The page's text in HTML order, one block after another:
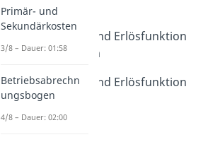
Übungsaufgabe
Dauer: 02:54
Gewinnfunktion und Erlösfunktion
Verständnisfragen
Gewinnfunktion und Erlösfunktion
Klausuraufgabe
Dauer: 04:05
Primär- und
Sekundärkosten
3/8 – Dauer: 01:58
Betriebsabrechn
ungsbogen
4/8 – Dauer: 02:00